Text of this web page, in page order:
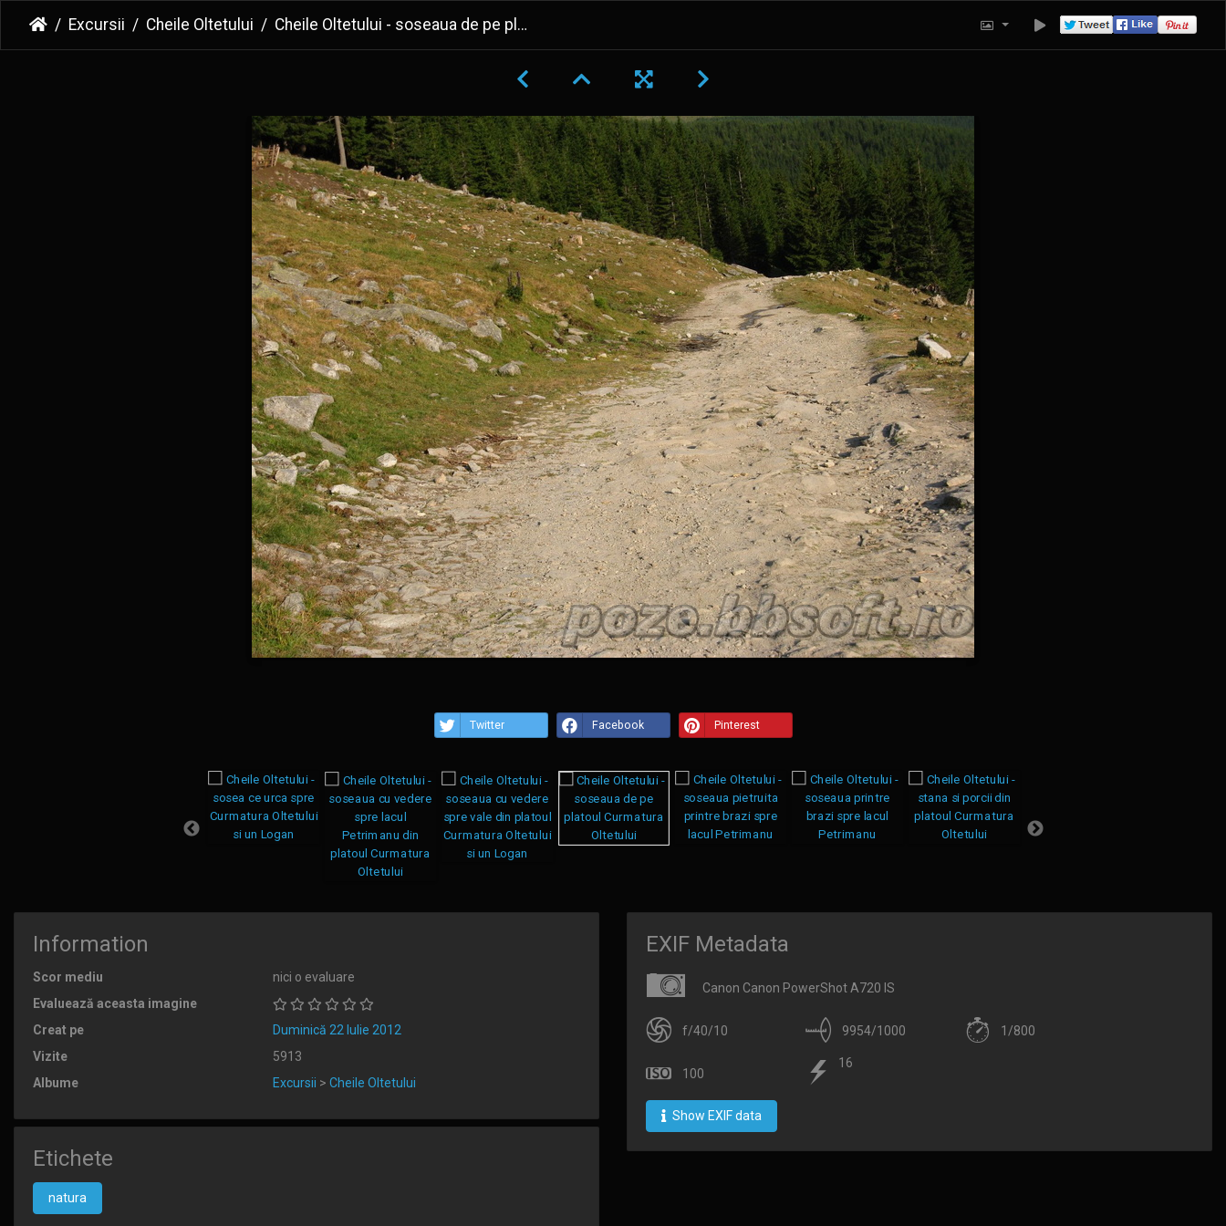
Excursii Cheile Oltetului Cheile Oltetului - soseaua de pe platoul Curmatura Oltetului
Twitter Facebook Pinterest
Information
Scor mediu
nici o evaluare
Evaluează aceasta imagine
Creat pe
Duminică 22 Iulie 2012
Vizite
5913
Albume
Excursii > Cheile Oltetului
Etichete
natura
EXIF Metadata
Canon Canon PowerShot A720 IS
f/40/10 9954/1000 1/800
100
16
Show EXIF data